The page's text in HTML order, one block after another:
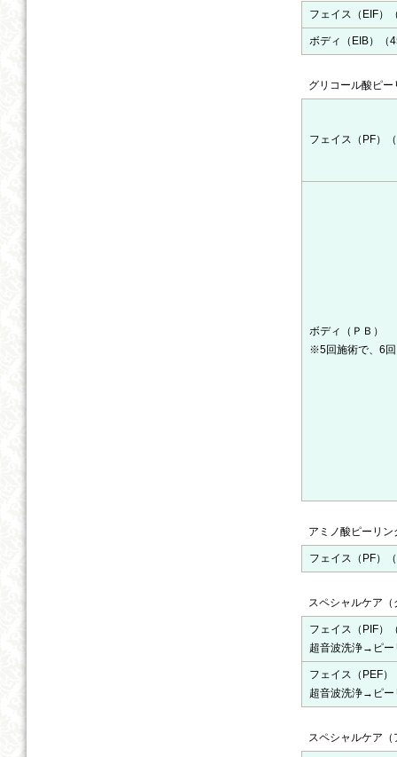
フェイス（EIF）
ボディ（EIB）（
グリコール酸ピー
フェイス（PF）
ボディ（ＰＢ）
※5回施術で、6
アミノ酸ピーリン
フェイス（PF）
スペシャルケア
フェイス（PIF）
超音波洗浄→ピ
フェイス（PEF）
超音波洗浄→ピ
スペシャルケア